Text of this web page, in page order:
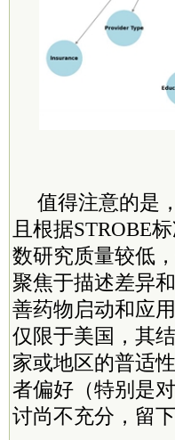
值得注意的是
且根据STROBE
数研究质量较低
聚焦于描述差异
善药物启动和应
仅限于美国，其
家或地区的普适
者偏好（特别是
讨尚不充分，留